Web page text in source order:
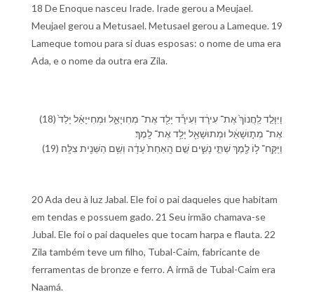
18 De Enoque nasceu Irade. Irade gerou a Meujael.
Meujael gerou a Metusael. Metusael gerou a Lameque. 19
Lameque tomou para si duas esposas: o nome de uma era
Ada, e o nome da outra era Zila.
(18) וַ⁠יִּוָּלֵ֤ד לַֽ⁠חֲנוֹךְ֙ אֶת־ עִירָ֔ד וְ⁠עִירָ֕ד יָלַ֖ד אֶת־ מְחֽוּיָאֵ֑ל וּ⁠מְחִיּיָאֵ֗ל יָלַד֙
אֶת־ מְת֣וּשָׁאֵ֔ל וּ⁠מְתוּשָׁאֵ֖ל יָלַ֥ד אֶת־ לָֽמֶךְ׃
(19) וַ⁠יִּֽקַּֽח־ ל֥⁠וֹ לֶ֖מֶךְ שְׁתֵּ֣י נָשִׁ֑ים שֵׁ֤ם הָֽ⁠אַחַת֙ עָדָ֔ה וְ⁠שֵׁ֥ם הַ⁠שֵּׁנִ֖ית צִלָּֽה׃
20 Ada deu à luz Jabal. Ele foi o pai daqueles que habitam
em tendas e possuem gado. 21 Seu irmão chamava-se
Jubal. Ele foi o pai daqueles que tocam harpa e flauta. 22
Zila também teve um filho, Tubal-Caim, fabricante de
ferramentas de bronze e ferro. A irmã de Tubal-Caim era
Naamá.